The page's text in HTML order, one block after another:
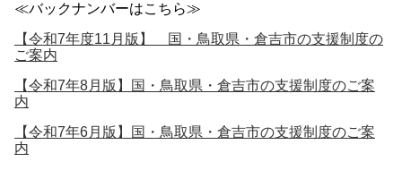
≪バックナンバーはこちら≫
【令和7年度11月版】 国・鳥取県・倉吉市の支援制度の
ご案内
【令和7年8月版】国・鳥取県・倉吉市の支援制度のご案
内
【令和7年6月版】国・鳥取県・倉吉市の支援制度のご案
内